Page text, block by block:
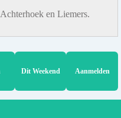
en Liemers.
Dit Weekend Aanmelden